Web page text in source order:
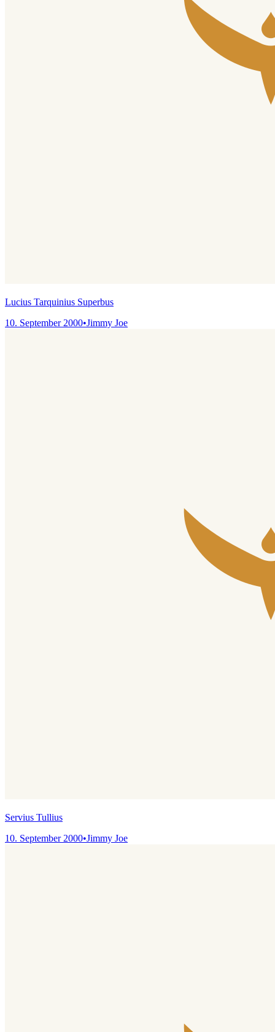
Lucius Tarquinius Superbus
10. September 2000•Jimmy Joe
Servius Tullius
10. September 2000•Jimmy Joe